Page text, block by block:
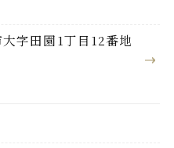
字田園1丁目12番地